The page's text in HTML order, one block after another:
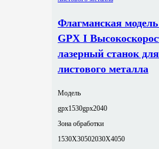
Флагманская
GPX I
лазерный станок
листового металла
Модель
gpx1530gpx2040
Зона обработки
1530X30502030X4050